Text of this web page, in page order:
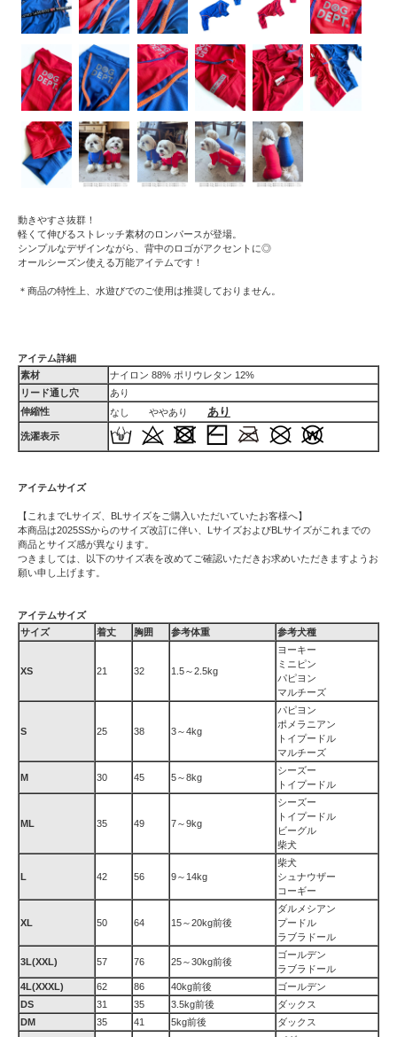
動きやすさ抜群！
軽くて伸びるストレッチ素材のロンパースが登場。
シンプルなデザインながら、背中のロゴがアクセントに◎
オールシーズン使える万能アイテムです！
＊商品の特性上、水遊びでのご使用は推奨しておりません。
アイテム詳細
素材
ナイロン 88% ポリウレタン 12%
リード通し穴
あり
伸縮性
なし ややあり あり
洗濯表示
アイテムサイズ
【これまでLサイズ、BLサイズをご購入いただいていたお客様へ】
本商品は2025SSからのサイズ改訂に伴い、LサイズおよびBLサイズがこれまでの
商品とサイズ感が異なります。
つきましては、以下のサイズ表を改めてご確認いただきお求めいただきますようお
願い申し上げます。
アイテムサイズ
サイズ
着丈 胸囲 参考体重 参考犬種
XS 21 32 1.5～2.5kg
ヨーキー
ミニピン
パピヨン
マルチーズ
S 25 38 3～4kg
パピヨン
ポメラニアン
トイプードル
マルチーズ
M 30 45 5～8kg
シーズー
トイプードル
ML 35 49 7～9kg
シーズー
トイプードル
ビーグル
柴犬
L 42 56 9～14kg
柴犬
シュナウザー
コーギー
XL 50 64 15～20kg前後
ダルメシアン
プードル
ラブラドール
3L(XXL) 57 76 25～30kg前後
ゴールデン
ラブラドール
4L(XXXL)
62 86 40kg前後
ゴールデン
DS
31 35 3.5kg前後
ダックス
DM
35 41 5kg前後
ダックス